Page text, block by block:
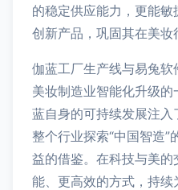
的稳定供应能力，更能
创新产品，巩固其在美妆
伽蓝工厂生产线与易兔
美妆制造业智能化升级
蓝自身的可持续发展注
整个行业探索“中国智造
益的借鉴。在科技与美
能、更高效的方式，持